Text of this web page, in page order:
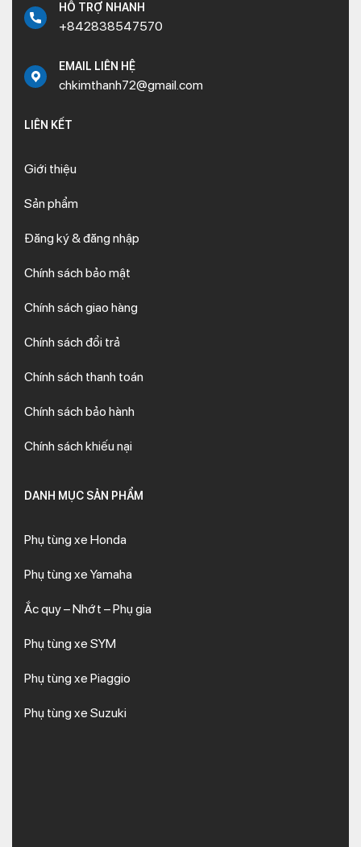
HỖ TRỢ NHANH
+842838547570
EMAIL LIÊN HỆ
chkimthanh72@gmail.com
LIÊN KẾT
Giới thiệu
Sản phẩm
Đăng ký & đăng nhập
Chính sách bảo mật
Chính sách giao hàng
Chính sách đổi trả
Chính sách thanh toán
Chính sách bảo hành
Chính sách khiếu nại
DANH MỤC SẢN PHẨM
Phụ tùng xe Honda
Phụ tùng xe Yamaha
Ắc quy – Nhớt – Phụ gia
Phụ tùng xe SYM
Phụ tùng xe Piaggio
Phụ tùng xe Suzuki